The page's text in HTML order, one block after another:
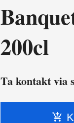
200cl
Ta kontakt via